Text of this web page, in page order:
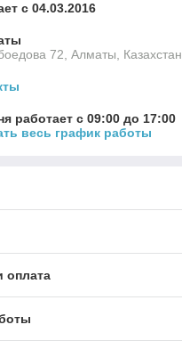
с 04.03.2016
72, Алматы, Казахстан
работает с 09:00 до 17:00
весь график работы
оплата